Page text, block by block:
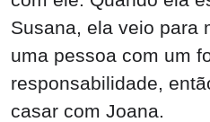
Susana, ela veio para
uma pessoa com um
responsabilidade,
casar com Joana.